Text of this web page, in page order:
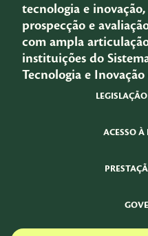
tecnologia e
prospecção e
com ampla
instituições do
Tecnologia e
ACESSO